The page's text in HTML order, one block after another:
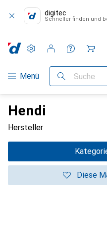
digitec
Schneller finden und
Navigation nach Kategorien
Menü Suche
Einstellungen
Kundenkonto
Vergleichslisten
Merklisten
Warenkorb
Hendi
Hersteller
Diese